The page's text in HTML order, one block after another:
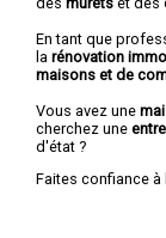
En tant que
la rénovation
maisons et de
Vous avez une
cherchez une
d'état ?
Faites confiance à